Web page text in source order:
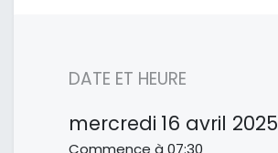
DATE ET HEURE
mercredi 16 avril 2025
Commence à 07:30